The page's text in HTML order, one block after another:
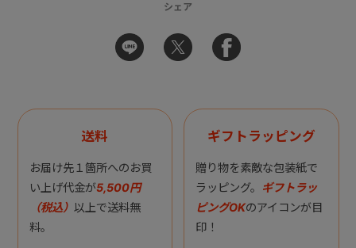
シェア
送料
お届け先１箇所へのお買
い上げ代金が5,500円
（税込） 以上で送料無
料。
ギフトラッピング
贈り物を素敵な包装紙で
ラッピング。 ギフトラッ
ピングOKのアイコンが目
印！